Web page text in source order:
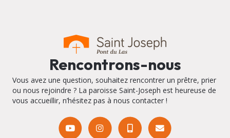
Rencontrons-nous
Vous avez une question, souhaitez rencontrer un prêtre, prier
ou nous rejoindre ? La paroisse Saint-Joseph est heureuse de
vous accueillir, n’hésitez pas à nous contacter !